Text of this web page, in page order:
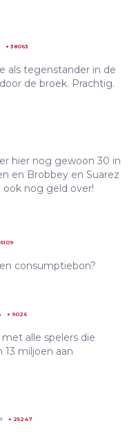
+ 38063
als tegenstander in de
de broek. Prachtig.
hier nog gewoon 30 in
en Brobbey en Suarez
nog geld over!
6109
consumptiebon?
+ 9026
alle spelers die
miljoen aan
+ 25247